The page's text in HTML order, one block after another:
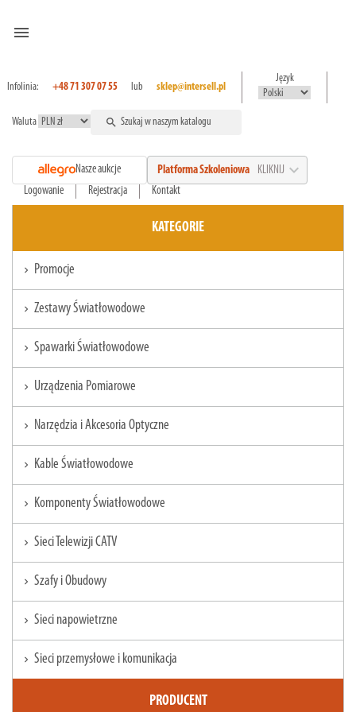
menu
Infolinia: +48 71 307 07 55 lub sklep@intersell.pl
Język
Waluta search
Nasze aukcje Platforma Szkoleniowa KLIKNIJ expand_more
Logowanie Rejestracja Kontakt
KATEGORIE
chevron_right Promocje
chevron_right Zestawy Światłowodowe
chevron_right Spawarki Światłowodowe
chevron_right Urządzenia Pomiarowe
chevron_right Narzędzia i Akcesoria Optyczne
chevron_right Kable Światłowodowe
chevron_right Komponenty Światłowodowe
chevron_right Sieci Telewizji CATV
chevron_right Szafy i Obudowy
chevron_right Sieci napowietrzne
chevron_right Sieci przemysłowe i komunikacja
PRODUCENT